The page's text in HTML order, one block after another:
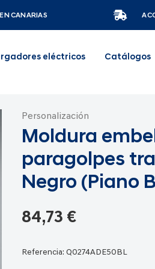
CANARIAS
eléctricos Catálogos
Personalización
Moldura
paragolpes
Negro (Piano
84,73 €
Referencia: Q0274ADE50BL